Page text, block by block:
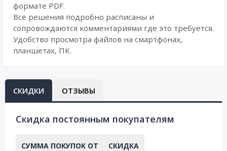
формате PDF.
Все решения подробно расписаны и
сопровождаются комментариями где это требуется.
Удобство просмотра файлов на смартфонах,
планшетах, ПК.
СКИДКИ ОТЗЫВЫ
Cкидка постоянным покупателям
СУММА ПОКУПОК ОТ СКИДКА